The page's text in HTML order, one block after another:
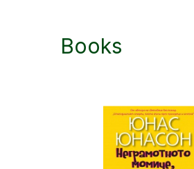
Books